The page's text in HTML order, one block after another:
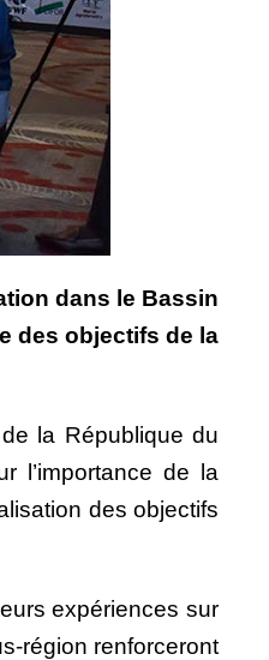
dans le Bassin
des objectifs de la
la République du
l’importance de la
des objectifs
expériences sur
région renforceront